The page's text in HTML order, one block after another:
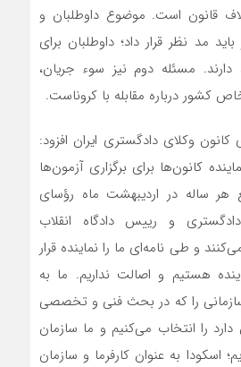
قانون است. موضوع داوطلبان و
باید مد نظر قرار داد؛ داوطلبان برای
مسئله دوم نیز سوء جریان،
کشور درباره مقابله با کروناست.
وکلای دادگستری ایران افزود:
کانون‌ها برای برگزاری آزمون‌ها
هر ساله در اردیبهشت ماه رؤسای
و رییس دادگاه انقلاب
و طی نامه‌ای ما را نماینده قرار
هستیم و اصالت نداریم. ما به
سازمانی را که در بحث فنی و تخصصی
دارد را انتخاب می‌کنیم و ما سازمان
اسکودا به عنوان کارفرما و سازمان